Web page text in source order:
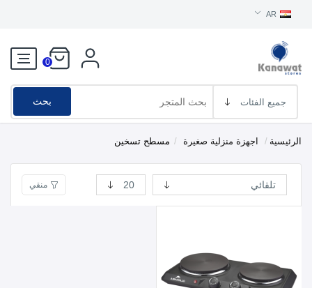
AR
0
بحث
الرئيسية / اجهزة منزلية صغيرة / مسطح تسخين
منقي